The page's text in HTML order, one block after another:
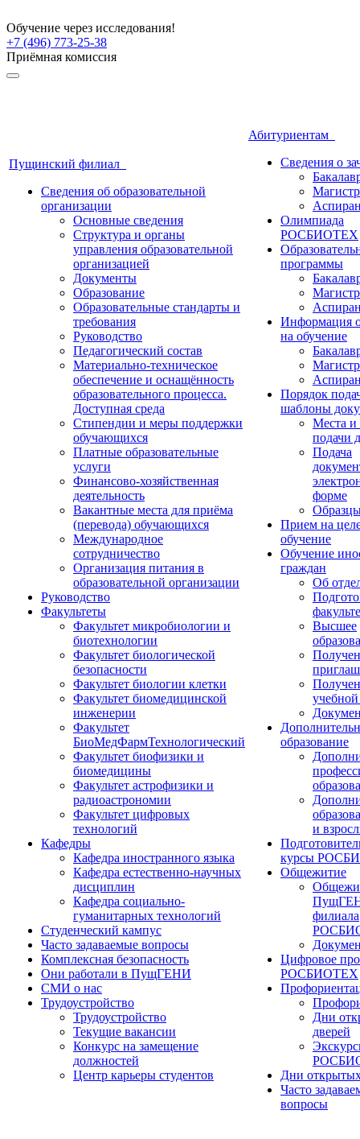
Обучение через исследования!
+7 (496) 773-25-38
Приёмная комиссия
Пущинский филиал
Сведения об образовательной
организации
Основные сведения
Структура и органы
управления образовательной
организацией
Документы
Образование
Образовательные стандарты и
требования
Руководство
Педагогический состав
Материально-техническое
обеспечение и оснащённость
образовательного процесса.
Доступная среда
Стипендии и меры поддержки
обучающихся
Платные образовательные
услуги
Финансово-хозяйственная
деятельность
Вакантные места для приёма
(перевода) обучающихся
Международное
сотрудничество
Организация питания в
образовательной организации
Руководство
Факультеты
Факультет микробиологии и
биотехнологии
Факультет биологической
безопасности
Факультет биологии клетки
Факультет биомедицинской
инженерии
Факультет
БиоМедФармТехнологический
Факультет биофизики и
биомедицины
Факультет астрофизики и
радиоастрономии
Факультет цифровых
технологий
Кафедры
Кафедра иностранного языка
Кафедра естественно-научных
дисциплин
Кафедра социально-
гуманитарных технологий
Студенческий кампус
Часто задаваемые вопросы
Комплексная безопасность
Они работали в ПущГЕНИ
СМИ о нас
Трудоустройство
Трудоустройство
Текущие вакансии
Конкурс на замещение
должностей
Центр карьеры студентов
Абитуриентам
Сведения о
Олимпиада
РОСБИОТЕХ
программы
Информация
на обучение
Порядок
шаблоны
Места и
подачи
Подача
форме
Прием на
обучение
Обучение
граждан
Об
Высшее
образование
и
курсы
Общежитие
филиала
Цифровое
РОСБИОТЕХ
Дни
дверей
Дни
Часто
вопросы